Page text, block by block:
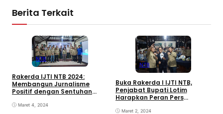
Berita Terkait
NTB
Rakerda IJTI NTB 2024:
Membangun Jurnalisme
Positif dengan Sentuhan
Maret 4, 2024
NTB
Buka Rakerda I IJTI NTB,
Penjabat Bupati Lotim
Harapkan Peran Pers
Maret 2, 2024